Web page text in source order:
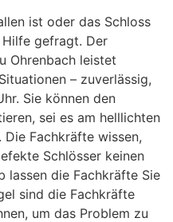
ist oder das Schloss
gefragt. Der
Ohrenbach leistet
– zuverlässig,
Sie können den
sei es am helllichten
Fachkräfte wissen,
Schlösser keinen
lassen die Fachkräfte Sie
sind die Fachkräfte
um das Problem zu